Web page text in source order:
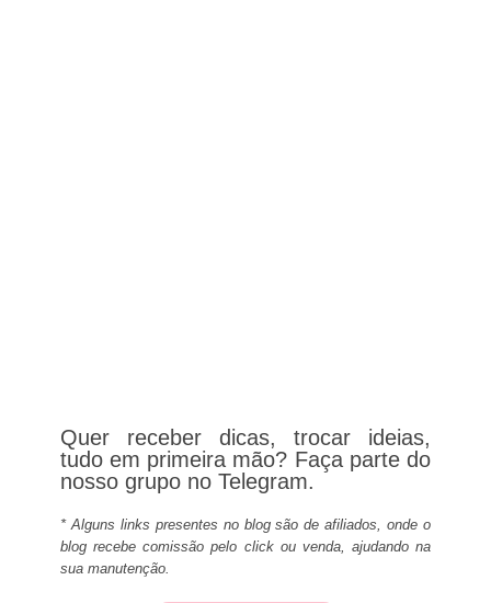
Quer receber dicas, trocar ideias,
tudo em primeira mão? Faça parte do
nosso grupo no Telegram.
* Alguns links presentes no blog são de afiliados, onde o
blog recebe comissão pelo click ou venda, ajudando na
sua manutenção.